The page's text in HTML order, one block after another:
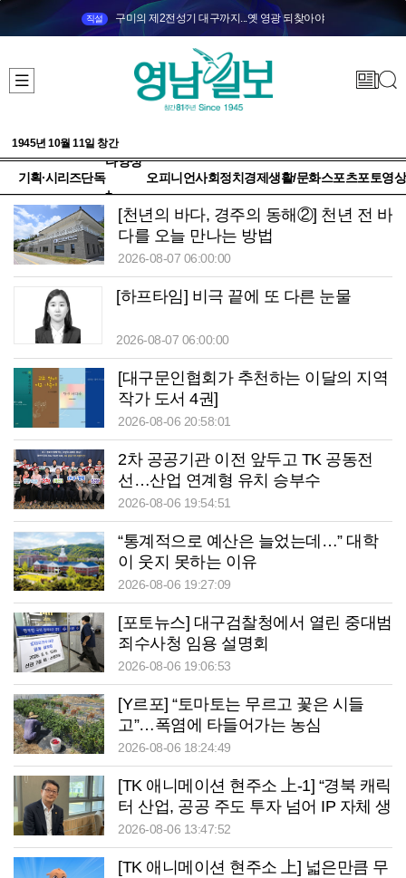
직설 구미의 제2전성기 대구까지...옛 영광 되찾아야
1945년 10월 11일 창간
기획·시리즈단독
다양성
+
오피니언사회정치 경제생활/문화스포츠포토영상
[천년의 바다, 경주의 동해②] 천년 전 바
다를 오늘 만나는 방법
2026-08-07 06:00:00
[하프타임] 비극 끝에 또 다른 눈물
2026-08-07 06:00:00
[대구문인협회가 추천하는 이달의 지역
작가 도서 4권]
2026-08-06 20:58:01
2차 공공기관 이전 앞두고 TK 공동전
선…산업 연계형 유치 승부수
2026-08-06 19:54:51
“통계적으로 예산은 늘었는데…” 대학
이 웃지 못하는 이유
2026-08-06 19:27:09
[포토뉴스] 대구검찰청에서 열린 중대범
죄수사청 임용 설명회
2026-08-06 19:06:53
[Y르포] “토마토는 무르고 꽃은 시들
고”…폭염에 타들어가는 농심
2026-08-06 18:24:49
[TK 애니메이션 현주소 上-1] “경북 캐릭
터 산업, 공공 주도 투자 넘어 IP 자체 생
태계 구축 필요”
2026-08-06 13:47:52
[TK 애니메이션 현주소 上] 넓은만큼 무